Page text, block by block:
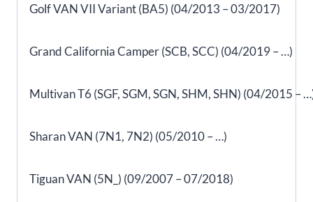
Golf VAN VII Variant (BA5) (04/2013 – 03/2017)
Grand California Camper (SCB, SCC) (04/2019 – …)
Multivan T6 (SGF, SGM, SGN, SHM, SHN) (04/2015 –
Sharan VAN (7N1, 7N2) (05/2010 – …)
Tiguan VAN (5N_) (09/2007 – 07/2018)